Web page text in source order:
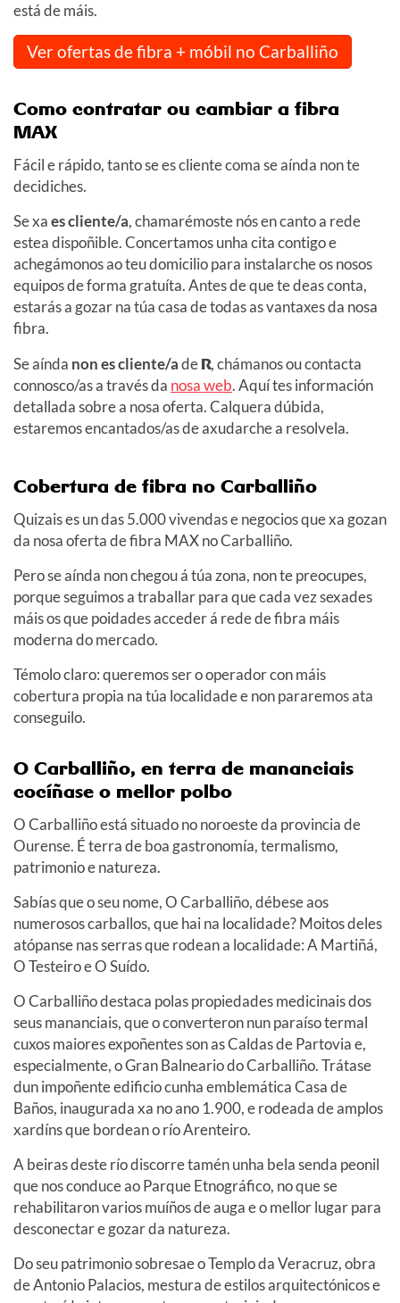
está de máis.
Ver ofertas de fibra + móbil no Carballiño
Como contratar ou cambiar a fibra
MAX
Fácil e rápido, tanto se es cliente coma se aínda non te
decidiches.
Se xaes cliente/a, chamarémoste nós en canto a rede
estea dispoñible. Concertamos unha cita contigo e
achegámonos ao teu domicilio para instalarche os nosos
equipos de forma gratuíta. Antes de que te deas conta,
estarás a gozar na túa casa de todas as vantaxes da nosa
fibra.
Se aínda non es cliente/adeR, chámanos ou contacta
connosco/as a través da nosa web. Aquí tes información
detallada sobre a nosa oferta. Calquera dúbida,
estaremos encantados/as de axudarche a resolvela.
Cobertura de fibra no Carballiño
Quizais es un das 5.000 vivendas e negocios que xa gozan
da nosa oferta de fibra MAX no Carballiño.
Pero se aínda non chegou á túa zona, non te preocupes,
porque seguimos a traballar para que cada vez sexades
máis os que poidades acceder á rede de fibra máis
moderna do mercado.
Témolo claro: queremos ser o operador con máis
cobertura propia na túa localidade e non pararemos ata
conseguilo.
O Carballiño, en terra de mananciais
cocíñase o mellor polbo
O Carballiño está situado no noroeste da provincia de
Ourense. É terra de boa gastronomía, termalismo,
patrimonio e natureza.
Sabías que o seu nome, O Carballiño, débese aos
numerosos carballos, que hai na localidade? Moitos deles
atópanse nas serras que rodean a localidade: A Martiñá,
O Testeiro e O Suído.
O Carballiño destaca polas propiedades medicinais dos
seus mananciais, que o converteron nun paraíso termal
cuxos maiores expoñentes son as Caldas de Partovia e,
especialmente, o Gran Balneario do Carballiño. Trátase
dun impoñente edificio cunha emblemática Casa de
Baños, inaugurada xa no ano 1.900, e rodeada de amplos
xardíns que bordean o río Arenteiro.
A beiras deste río discorre tamén unha bela senda peonil
que nos conduce ao Parque Etnográfico, no que se
rehabilitaron varios muíños de auga e o mellor lugar para
desconectar e gozar da natureza.
Do seu patrimonio sobresae o Templo da Veracruz, obra
de Antonio Palacios, mestura de estilos arquitectónicos e